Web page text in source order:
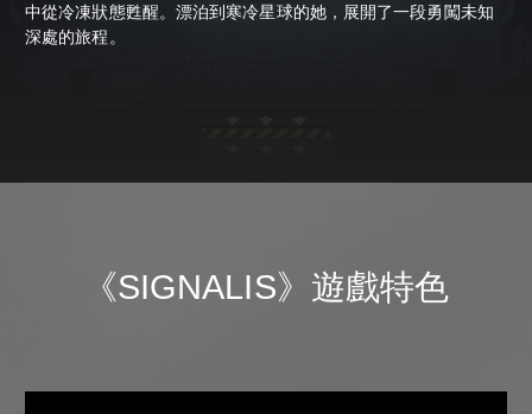
中從冷凍狀態甦醒。漂泊到寒冷星球的她，展開了一段勇闖未知
深處的旅程。
《SIGNALIS》遊戲特色